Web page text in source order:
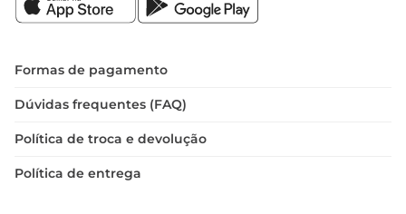
Formas de pagamento
Dúvidas frequentes (FAQ)
Política de troca e devolução
Política de entrega